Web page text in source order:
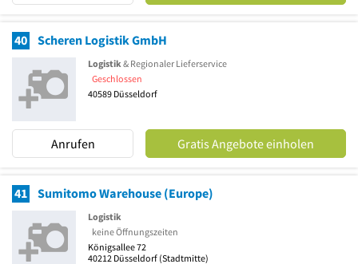
40 Scheren Logistik GmbH
Logistik& Regionaler Lieferservice
Geschlossen
40589 Düsseldorf
Anrufen Gratis Angebote einholen
41 Sumitomo Warehouse (Europe)
Logistik
keine Öffnungszeiten
Königsallee 72
40212 Düsseldorf (Stadtmitte)